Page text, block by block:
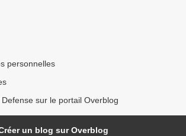
personnelles
sur le portail Overblog
un blog sur Overblog